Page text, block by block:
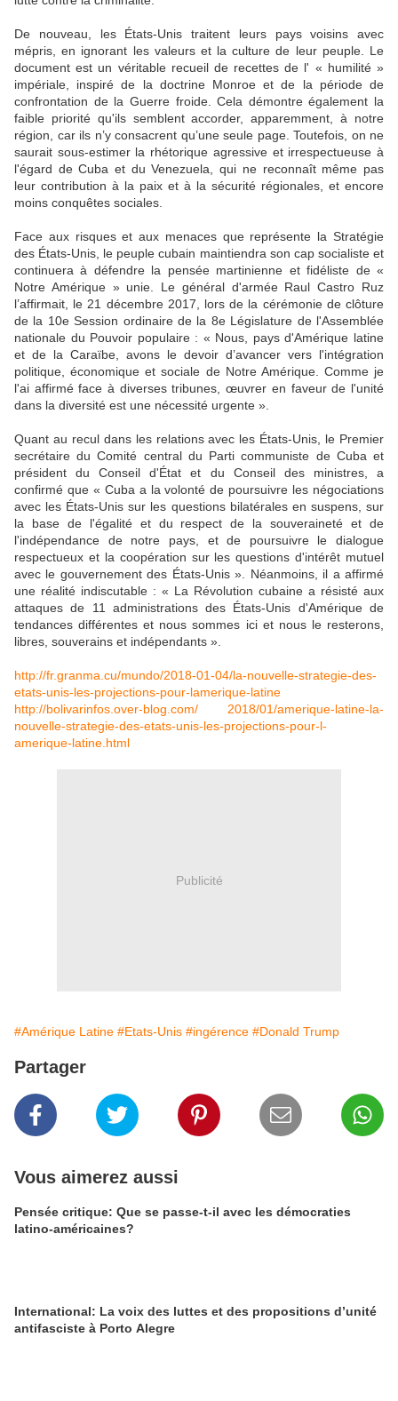
De nouveau, les États-Unis traitent leurs pays voisins avec
mépris, en ignorant les valeurs et la culture de leur peuple. Le
document est un véritable recueil de recettes de l' « humilité »
impériale, inspiré de la doctrine Monroe et de la période de
confrontation de la Guerre froide. Cela démontre également la
faible priorité qu'ils semblent accorder, apparemment, à notre
région, car ils n’y consacrent qu’une seule page. Toutefois, on ne
saurait sous-estimer la rhétorique agressive et irrespectueuse à
l'égard de Cuba et du Venezuela, qui ne reconnaît même pas
leur contribution à la paix et à la sécurité régionales, et encore
moins conquêtes sociales.
Face aux risques et aux menaces que représente la Stratégie
des États-Unis, le peuple cubain maintiendra son cap socialiste et
continuera à défendre la pensée martinienne et fidéliste de «
Notre Amérique » unie. Le général d'armée Raul Castro Ruz
l’affirmait, le 21 décembre 2017, lors de la cérémonie de clôture
de la 10e Session ordinaire de la 8e Législature de l'Assemblée
nationale du Pouvoir populaire : « Nous, pays d'Amérique latine
et de la Caraïbe, avons le devoir d’avancer vers l'intégration
politique, économique et sociale de Notre Amérique. Comme je
l'ai affirmé face à diverses tribunes, œuvrer en faveur de l'unité
dans la diversité est une nécessité urgente ».
Quant au recul dans les relations avec les États-Unis, le Premier
secrétaire du Comité central du Parti communiste de Cuba et
président du Conseil d'État et du Conseil des ministres, a
confirmé que « Cuba a la volonté de poursuivre les négociations
avec les États-Unis sur les questions bilatérales en suspens, sur
la base de l'égalité et du respect de la souveraineté et de
l'indépendance de notre pays, et de poursuivre le dialogue
respectueux et la coopération sur les questions d'intérêt mutuel
avec le gouvernement des États-Unis ». Néanmoins, il a affirmé
une réalité indiscutable : « La Révolution cubaine a résisté aux
attaques de 11 administrations des États-Unis d'Amérique de
tendances différentes et nous sommes ici et nous le resterons,
libres, souverains et indépendants ».
http://fr.granma.cu/mundo/2018-01-04/la-nouvelle-strategie-des-
etats-unis-les-projections-pour-lamerique-latine
http://bolivarinfos.over-blog.com/ 2018/01/amerique-latine-la-
nouvelle-strategie-des-etats-unis-les-projections-pour-l-
amerique-latine.html
Publicité
#Amérique Latine #Etats-Unis #ingérence #Donald Trump
Partager
Vous aimerez aussi
Pensée critique: Que se passe-t-il avec les démocraties
latino-américaines?
International: La voix des luttes et des propositions d’unité
antifasciste à Porto Alegre